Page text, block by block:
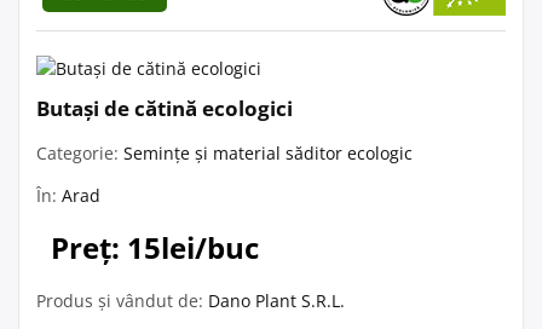
Butași de cătină ecologici
Categorie: Semințe și material săditor ecologic
În: Arad
Preț: 15lei/buc
Produs și vândut de: Dano Plant S.R.L.